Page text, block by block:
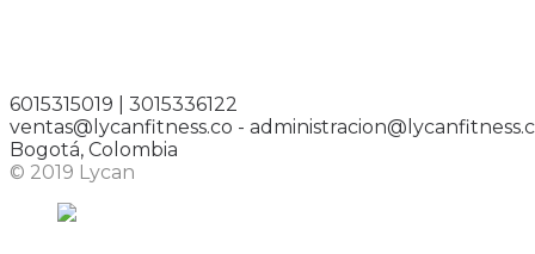
6015315019 | 3015336122
ventas@lycanfitness.co -
Bogotá, Colombia
© 2019 Lycan